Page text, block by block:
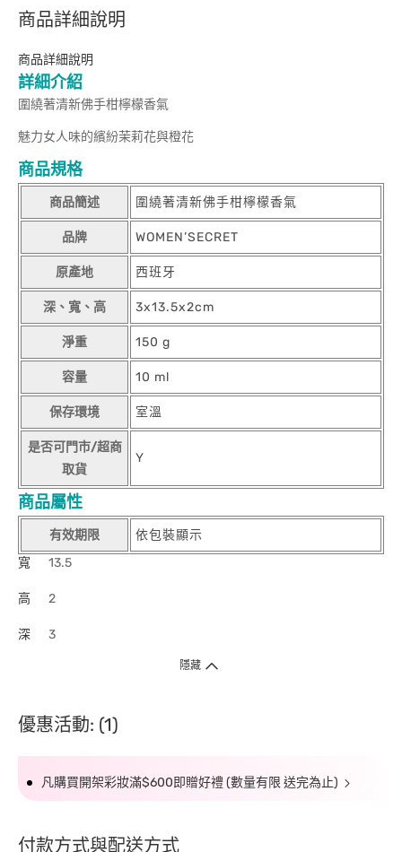
商品詳細說明
商品詳細說明
詳細介紹
圍繞著清新佛手柑檸檬香氣
魅力女人味的繽紛茉莉花與橙花
商品規格
商品簡述 圍繞著清新佛手柑檸檬香氣
品牌 WOMEN’SECRET
原產地 西班牙
深、寬、高 3x13.5x2cm
淨重 150 g
容量 10 ml
保存環境 室溫
是否可門市/超商
取貨
Y
商品屬性
有效期限
依包裝顯示
寬
13.5
高 2
深 3
隱藏
優惠活動: (1)
凡購買開架彩妝滿$600即贈好禮 (數量有限 送完為止)
付款方式與配送方式